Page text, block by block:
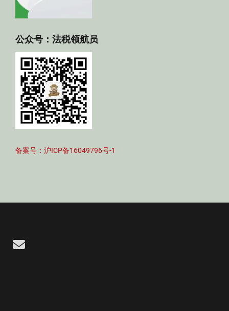
公众号：法税领航员
备案号：沪ICP备16049796号-1
Email